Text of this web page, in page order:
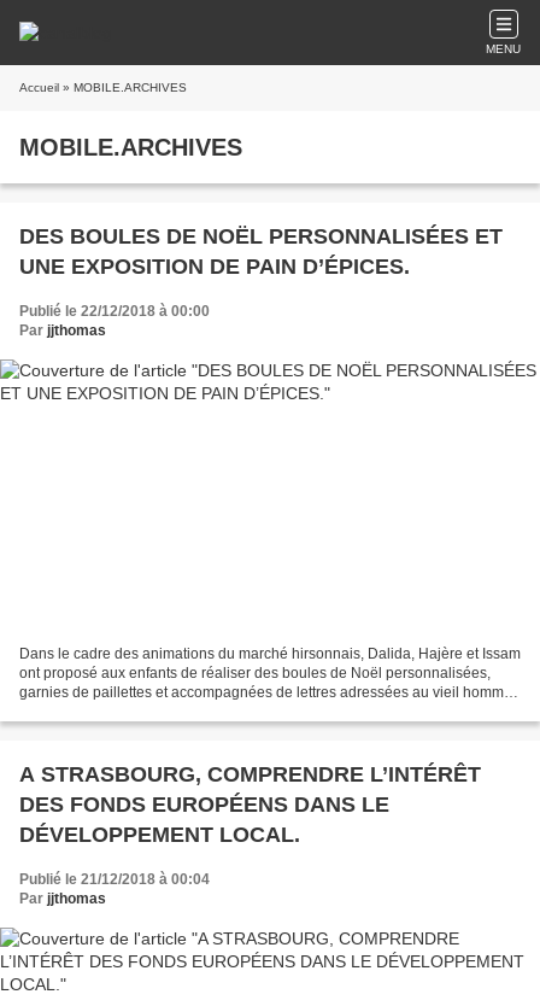
MENU
Accueil » MOBILE.ARCHIVES
MOBILE.ARCHIVES
DES BOULES DE NOËL PERSONNALISÉES ET
UNE EXPOSITION DE PAIN D’ÉPICES.
Publié le 22/12/2018 à 00:00
Par jjthomas
Dans le cadre des animations du marché hirsonnais, Dalida, Hajère et Issam
ont proposé aux enfants de réaliser des boules de Noël personnalisées,
garnies de paillettes et accompagnées de lettres adressées au vieil homme
A STRASBOURG, COMPRENDRE L’INTÉRÊT
DES FONDS EUROPÉENS DANS LE
DÉVELOPPEMENT LOCAL.
Publié le 21/12/2018 à 00:04
Par jjthomas